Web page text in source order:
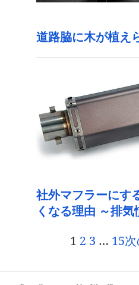
道路脇に木が植え
社外マフラーにす
くなる理由 ～排
1 2 3 … 15